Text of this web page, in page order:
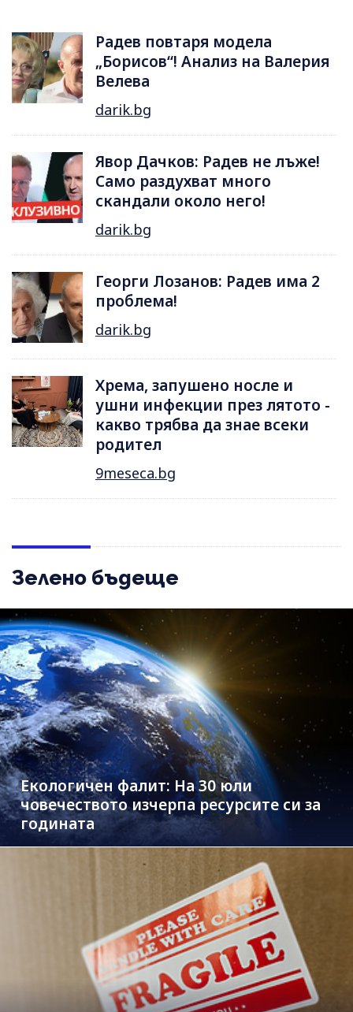
Радев повтаря модела
„Борисов“! Анализ на Валерия
Велева
darik.bg
Явор Дачков: Радев не лъже!
Само раздухват много
скандали около него!
darik.bg
Георги Лозанов: Радев има 2
проблема!
darik.bg
Хрема, запушено носле и
ушни инфекции през лятотo -
какво трябва да знае всеки
родител
9meseca.bg
Зелено бъдеще
Екологичен фалит: На 30 юли
човечеството изчерпа ресурсите си за
годината